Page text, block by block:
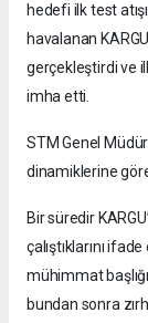
hedefi ilk test
havalanan
gerçekleştirdi ve
imha etti.
STM Genel
dinamiklerine
Bir süredir
çalıştıklarını
mühimmat
bundan sonra